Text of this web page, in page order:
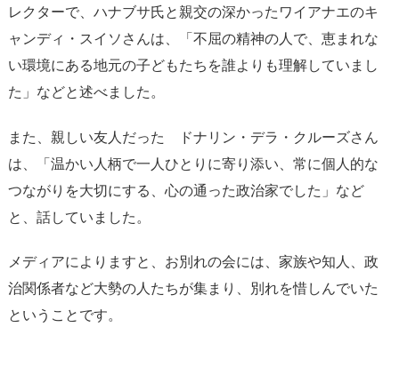
レクターで、ハナブサ氏と親交の深かったワイアナエのキ
ャンディ・スイソさんは、「不屈の精神の人で、恵まれな
い環境にある地元の子どもたちを誰よりも理解していまし
た」などと述べました。
また、親しい友人だった ドナリン・デラ・クルーズさん
は、「温かい人柄で一人ひとりに寄り添い、常に個人的な
つながりを大切にする、心の通った政治家でした」など
と、話していました。
メディアによりますと、お別れの会には、家族や知人、政
治関係者など大勢の人たちが集まり、別れを惜しんでいた
ということです。